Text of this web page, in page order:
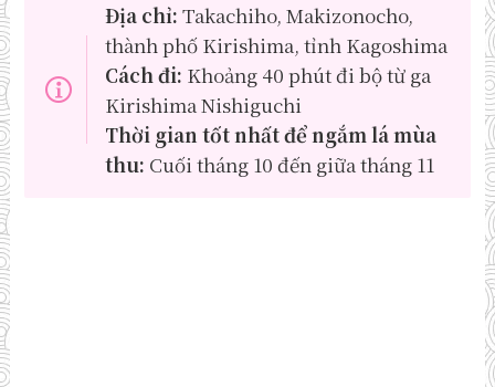
Địa chỉ: Takachiho, Makizonocho,
thành phố Kirishima, tỉnh Kagoshima
Cách đi: Khoảng 40 phút đi bộ từ ga
Kirishima Nishiguchi
Thời gian tốt nhất để ngắm lá mùa
thu: Cuối tháng 10 đến giữa tháng 11